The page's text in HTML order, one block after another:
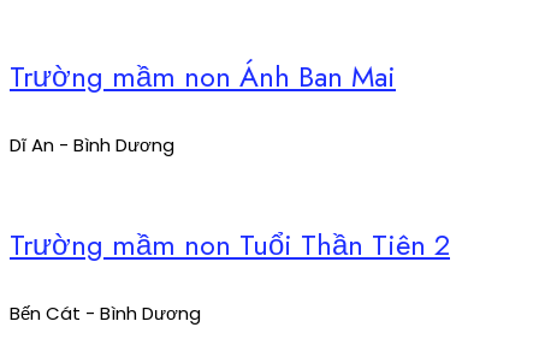
Trường mầm non Ánh Ban Mai
Dĩ An - Bình Dương
Trường mầm non Tuổi Thần Tiên 2
Bến Cát - Bình Dương